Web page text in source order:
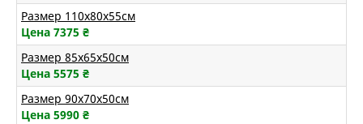
Размер 110х80х55см
Цена 7375 ₴
Размер 85х65х50см
Цена 5575 ₴
Размер 90х70х50см
Цена 5990 ₴